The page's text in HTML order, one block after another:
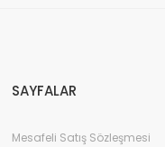
SAYFALAR
Mesafeli Satış Sözleşmesi